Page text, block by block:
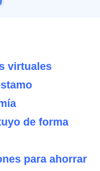
virtuales
de forma
para ahorrar